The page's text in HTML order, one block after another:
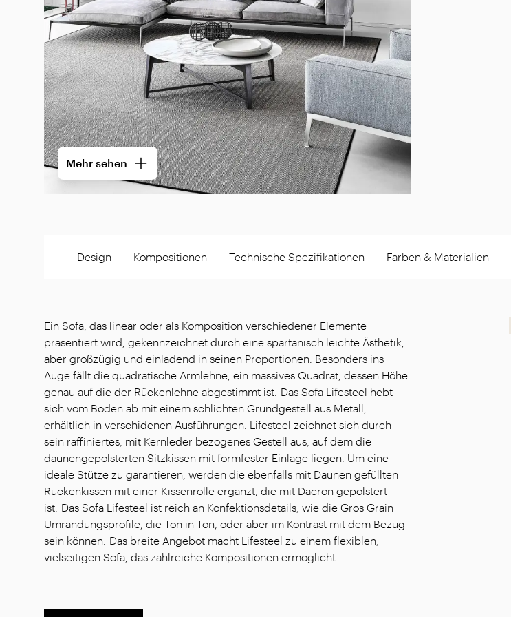
Mehr sehen
Design Kompositionen Technische Spezifikationen Farben & Materialien
Ein Sofa, das linear oder als Komposition verschiedener Elemente
präsentiert wird, gekennzeichnet durch eine spartanisch leichte Ästhetik,
aber großzügig und einladend in seinen Proportionen. Besonders ins
Auge fällt die quadratische Armlehne, ein massives Quadrat, dessen Höhe
genau auf die der Rückenlehne abgestimmt ist. Das Sofa Lifesteel hebt
sich vom Boden ab mit einem schlichten Grundgestell aus Metall,
erhältlich in verschidenen Ausführungen. Lifesteel zeichnet sich durch
sein raffiniertes, mit Kernleder bezogenes Gestell aus, auf dem die
daunengepolsterten Sitzkissen mit formfester Einlage liegen. Um eine
ideale Stütze zu garantieren, werden die ebenfalls mit Daunen gefüllten
Rückenkissen mit einer Kissenrolle ergänzt, die mit Dacron gepolstert
ist. Das Sofa Lifesteel ist reich an Konfektionsdetails, wie die Gros Grain
Umrandungsprofile, die Ton in Ton, oder aber im Kontrast mit dem Bezug
sein können. Das breite Angebot macht Lifesteel zu einem flexiblen,
vielseitigen Sofa, das zahlreiche Kompositionen ermöglicht.